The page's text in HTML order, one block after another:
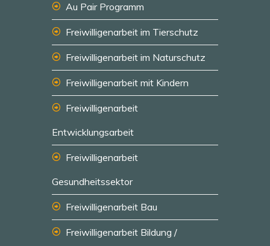
Au Pair Programm
Freiwilligenarbeit im Tierschutz
Freiwilligenarbeit im Naturschutz
Freiwilligenarbeit mit Kindern
Freiwilligenarbeit
Entwicklungsarbeit
Freiwilligenarbeit
Gesundheitssektor
Freiwilligenarbeit Bau
Freiwilligenarbeit Bildung /